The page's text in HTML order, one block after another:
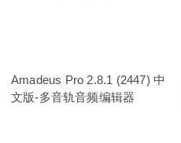
Amadeus Pro 2.8.1 (2447) 中
文版-多音轨音频编辑器